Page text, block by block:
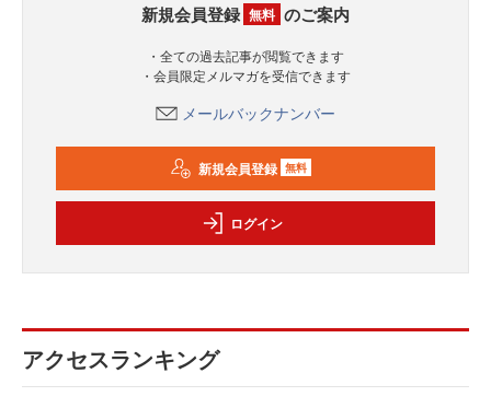
新規会員登録 無料 のご案内
・全ての過去記事が閲覧できます
・会員限定メルマガを受信できます
メールバックナンバー
新規会員登録 無料
ログイン
アクセスランキング